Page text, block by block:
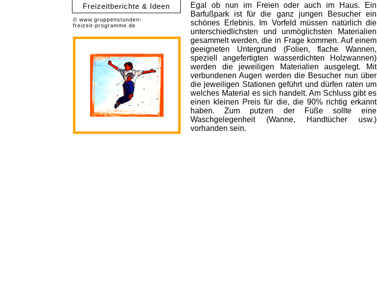
Egal ob nun im Freien oder auch im Haus. Ein
Barfußpark ist für die ganz jungen Besucher ein
schönes Erlebnis. Im Vorfeld müssen natürlich die
unterschiedlichsten und unmöglichsten Materialien
gesammelt werden, die in Frage kommen. Auf einem
geeigneten Untergrund (Folien, flache Wannen,
speziell angefertigten wasserdichten Holzwannen)
werden die jeweiligen Materialien ausgelegt. Mit
verbundenen Augen werden die Besucher nun über
die jeweiligen Stationen geführt und dürfen raten um
welches Material es sich handelt. Am Schluss gibt es
einen kleinen Preis für die, die 90% richtig erkannt
haben. Zum putzen der Füße sollte eine
Waschgelegenheit (Wanne, Handtücher usw.)
vorhanden sein.
Freizeitberichte & Ideen
© www.gruppenstunden-
freizeit-programme.de